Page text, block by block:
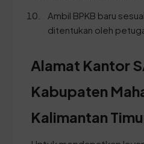
Ambil BPKB baru
ditentukan oleh
Alamat Kantor
Kabupaten
Kalimantan